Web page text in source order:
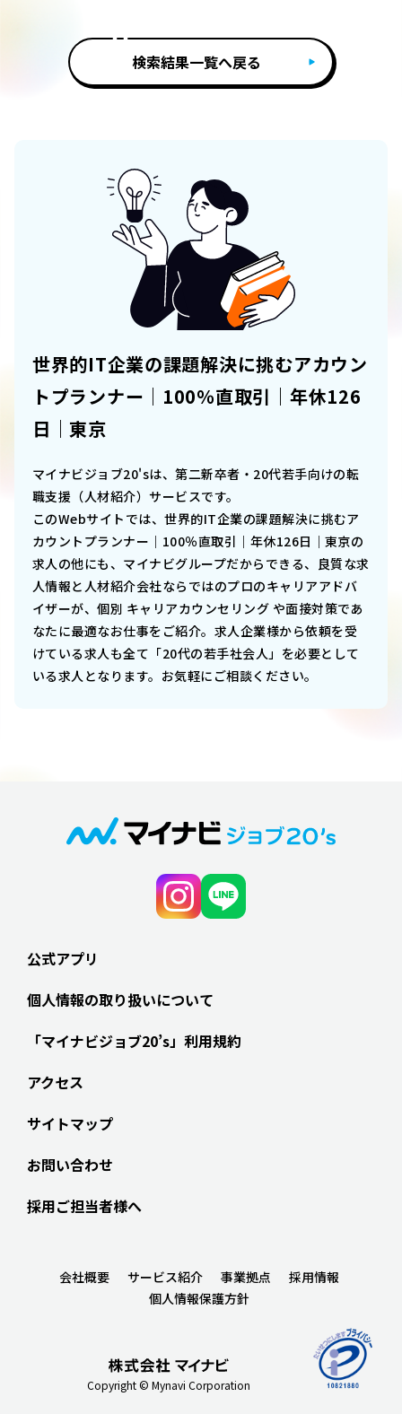
検索結果一覧へ戻る
世界的IT企業の課題解決に挑むアカウン
トプランナー｜100％直取引｜年休126
日｜東京
マイナビジョブ20'sは、第二新卒者・20代若手向けの転
職支援（人材紹介）サービスです。
このWebサイトでは、世界的IT企業の課題解決に挑むア
カウントプランナー｜100％直取引｜年休126日｜東京の
求人の他にも、マイナビグループだからできる、良質な求
人情報と人材紹介会社ならではのプロのキャリアアドバ
イザーが、個別 キャリアカウンセリング や面接対策であ
なたに最適なお仕事をご紹介。求人企業様から依頼を受
けている求人も全て「20代の若手社会人」を必要として
いる求人となります。お気軽にご相談ください。
公式アプリ
個人情報の取り扱いについて
「マイナビジョブ20’s」利用規約
アクセス
サイトマップ
お問い合わせ
採用ご担当者様へ
Copyright © Mynavi Corporation
会社概要 サービス紹介 事業拠点
採用情報
個人情報保護方針